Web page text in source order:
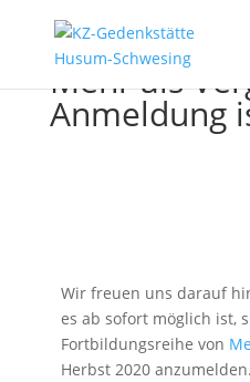
Mehr als
Anmeldung
Wir freuen uns darauf
es ab sofort möglich ist,
Fortbildungsreihe von
Herbst 2020 anzumelden.